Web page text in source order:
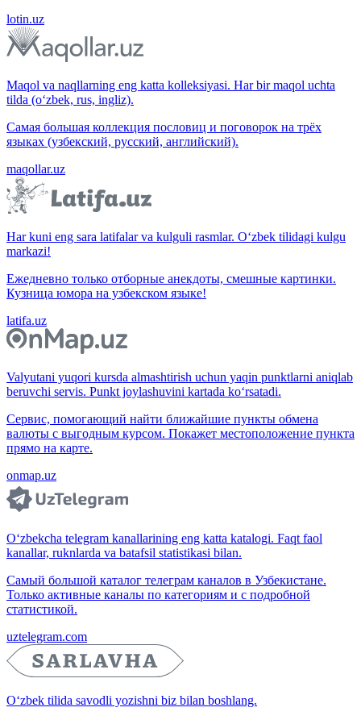
lotin.uz
Maqol va naqllarning eng katta kolleksiyasi. Har bir maqol uchta
tilda (o‘zbek, rus, ingliz).
Самая большая коллекция пословиц и поговорок на трёх
языках (узбекский, русский, английский).
maqollar.uz
Har kuni eng sara latifalar va kulguli rasmlar. O‘zbek tilidagi kulgu
markazi!
Ежедневно только отборные анекдоты, смешные картинки.
Кузница юмора на узбекском языке!
latifa.uz
Valyutani yuqori kursda almashtirish uchun yaqin punktlarni aniqlab
beruvchi servis. Punkt joylashuvini kartada ko‘rsatadi.
Сервис, помогающий найти ближайшие пункты обмена
валюты с выгодным курсом. Покажет местоположение пункта
прямо на карте.
onmap.uz
O‘zbekcha telegram kanallarining eng katta katalogi. Faqt faol
kanallar, ruknlarda va batafsil statistikasi bilan.
Самый большой каталог телеграм каналов в Узбекистане.
Только активные каналы по категориям и с подробной
статистикой.
uztelegram.com
O‘zbek tilida savodli yozishni biz bilan boshlang.